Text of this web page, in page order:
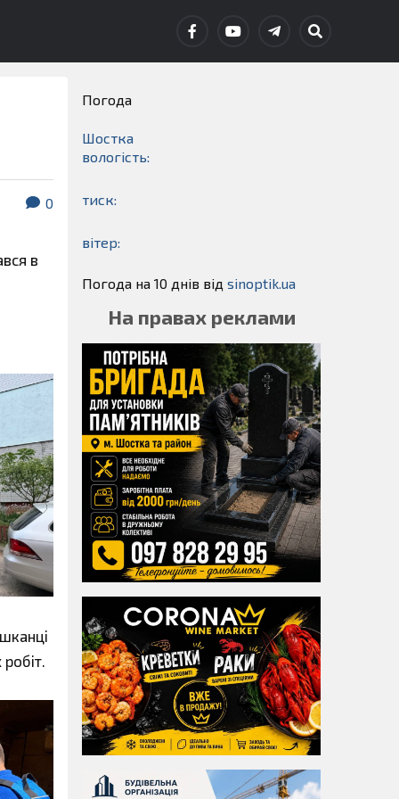
0
в
Погода
Шостка
вологість:
тиск:
вітер:
Погода на 10 днів від sinoptik.ua
На правах реклами